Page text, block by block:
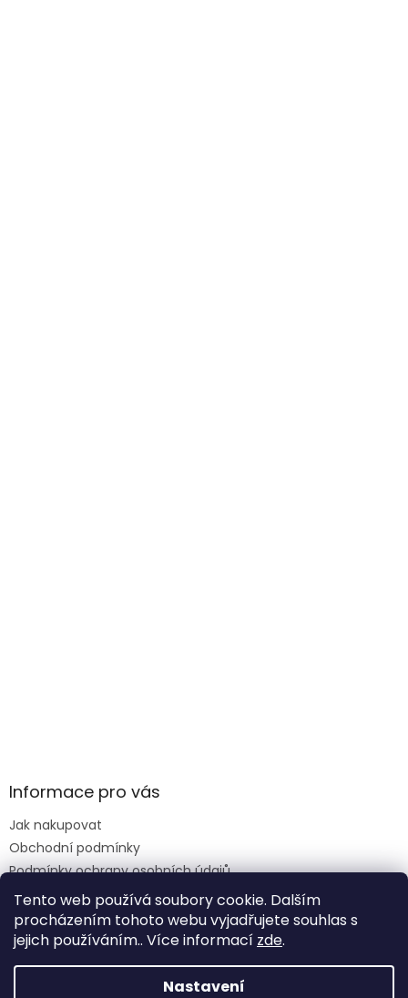
Tento web používá soubory cookie. Dalším
procházením tohoto webu vyjadřujete souhlas s
jejich používáním.. Více informací zde.
Nastavení
Informace pro vás
Jak nakupovat
Obchodní podmínky
Podmínky ochrany osobních údajů
Reklamace formulář